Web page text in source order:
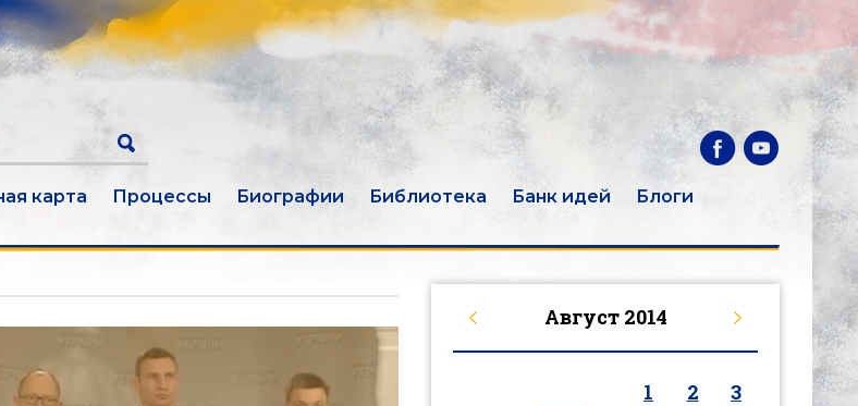
карта Процессы Биографии Библиотека Банк идей
Блоги
Август 2014
1 2
3